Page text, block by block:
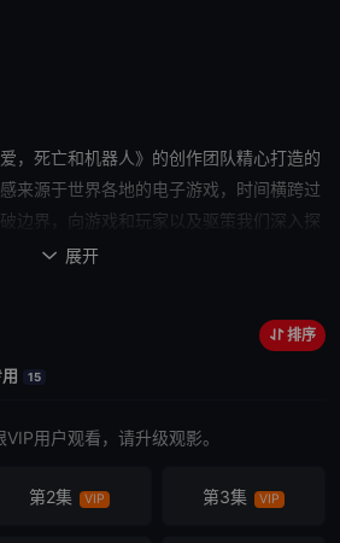
，死亡和机器人》的创作团队精心打造的
来源于世界各地的电子游戏，时间横跨过
边界，向游戏和玩家以及驱策我们深入探
领域进发的不屈精神致敬的动画系列，将带
 展开
排序
15
用户观看，请升级观影。
第2集 VIP 第3集 VIP